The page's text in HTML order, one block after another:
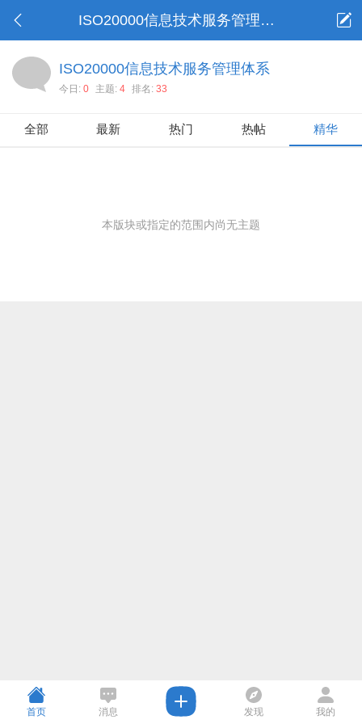
ISO20000信息技术服务管理体系
ISO20000信息技术服务管理体系
今日: 0 主题: 4 排名: 33
全部 最新 热门 热帖 精华
本版块或指定的范围内尚无主题
首页 消息 发现 我的